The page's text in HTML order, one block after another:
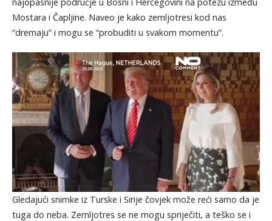
Mostara i Čapljine. Naveo je kako zemljotresi kod nas
“dremaju” i mogu se “probuditi u svakom momentu”.
Gledajući snimke iz Turske i Sirije čovjek može reći samo da je
tuga do neba. Zemljotres se ne mogu spriječiti, a teško se i